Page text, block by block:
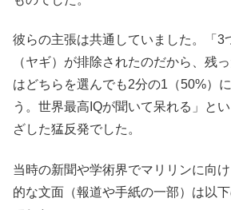
彼らの主張は共通していました。「3
（ヤギ）が排除されたのだから、残
はどちらを選んでも2分の1（50%）
う。世界最高IQが聞いて呆れる」と
ざした猛反発でした。
当時の新聞や学術界でマリリンに向
的な文面（報道や手紙の一部）は以